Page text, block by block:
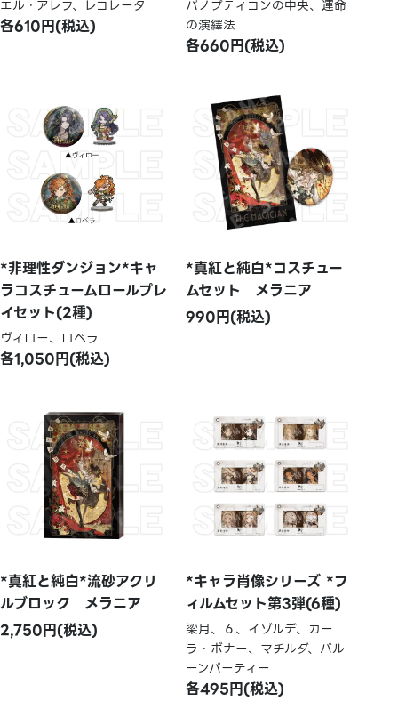
エル・アレフ、レコレータ
各610円(税込)
パノプティコンの中央、運命
の演繹法
各660円(税込)
*非理性ダンジョン*キャ
ラコスチュームロールプレ
イセット(2種)
ヴィロー、ロペラ
各1,050円(税込)
*真紅と純白*コスチュー
ムセット メラニア
990円(税込)
*真紅と純白*流砂アクリ
ルブロック メラニア
2,750円(税込)
*キャラ肖像シリーズ *フ
ィルムセット第3弾(6種)
梁月、６、イゾルデ、カー
ラ・ボナー、マチルダ、バル
ーンパーティー
各495円(税込)